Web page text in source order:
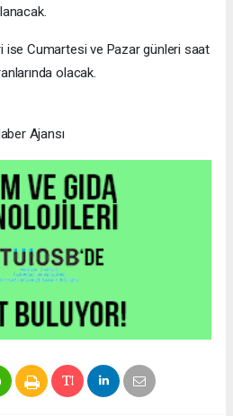
ise Cumartesi ve Pazar günleri saat
olacak.
Ajansı